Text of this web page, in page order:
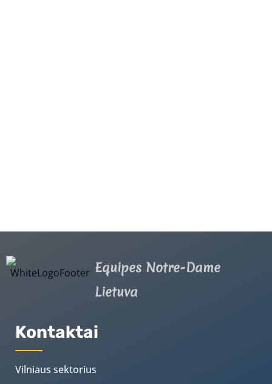
Equipes Notre-Dame
Lietuva
Kontaktai
Vilniaus sektorius